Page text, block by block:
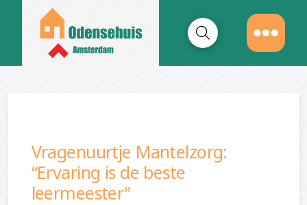
Vragenuurtje Mantelzorg:
“Ervaring is de beste
leermeester"